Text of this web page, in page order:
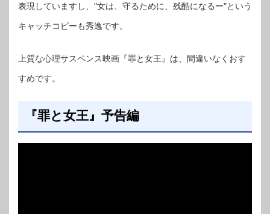
表現していますし、"女は、守るために、残酷になるー"という
キャッチコピーも秀逸です。
上質な心理サスペンス映画『罪と女王』は、間違いなくおす
すめです。
『罪と女王』予告編